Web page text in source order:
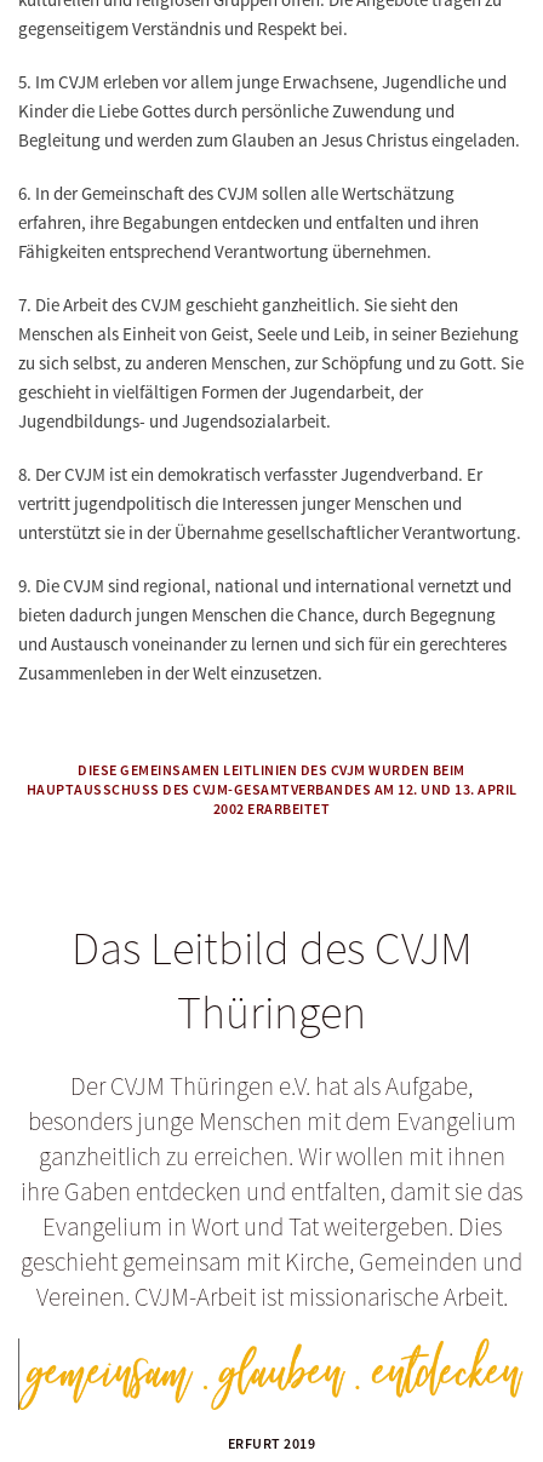
gegenseitigem Verständnis und Respekt bei.
5. Im CVJM erleben vor allem junge Erwachsene, Jugendliche und
Kinder die Liebe Gottes durch persönliche Zuwendung und
Begleitung und werden zum Glauben an Jesus Christus eingeladen.
6. In der Gemeinschaft des CVJM sollen alle Wertschätzung
erfahren, ihre Begabungen entdecken und entfalten und ihren
Fähigkeiten entsprechend Verantwortung übernehmen.
7. Die Arbeit des CVJM geschieht ganzheitlich. Sie sieht den
Menschen als Einheit von Geist, Seele und Leib, in seiner Beziehung
zu sich selbst, zu anderen Menschen, zur Schöpfung und zu Gott. Sie
geschieht in vielfältigen Formen der Jugendarbeit, der
Jugendbildungs- und Jugendsozialarbeit.
8. Der CVJM ist ein demokratisch verfasster Jugendverband. Er
vertritt jugendpolitisch die Interessen junger Menschen und
unterstützt sie in der Übernahme gesellschaftlicher Verantwortung.
9. Die CVJM sind regional, national und international vernetzt und
bieten dadurch jungen Menschen die Chance, durch Begegnung
und Austausch voneinander zu lernen und sich für ein gerechteres
Zusammenleben in der Welt einzusetzen.
DIESE GEMEINSAMEN LEITLINIEN DES CVJM WURDEN BEIM
HAUPTAUSSCHUSS DES CVJM-GESAMTVERBANDES AM 12. UND 13. APRIL
2002 ERARBEITET
Das Leitbild des CVJM
Thüringen
Der CVJM Thüringen e.V. hat als Aufgabe,
besonders junge Menschen mit dem Evangelium
ganzheitlich zu erreichen. Wir wollen mit ihnen
ihre Gaben entdecken und entfalten, damit sie das
Evangelium in Wort und Tat weitergeben. Dies
geschieht gemeinsam mit Kirche, Gemeinden und
Vereinen. CVJM-Arbeit ist missionarische Arbeit.
ERFURT 2019